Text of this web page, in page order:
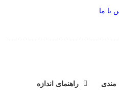
با ما
مندی راهنمای اندازه